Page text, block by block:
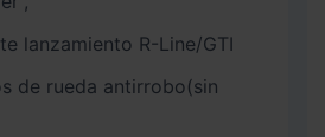
lanzamiento R-Line/GTI
de rueda antirrobo(sin